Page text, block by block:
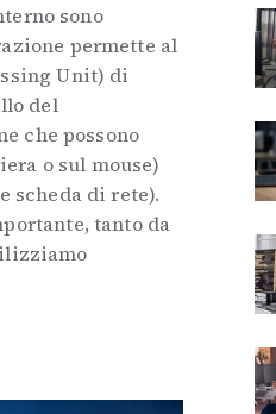
sono
permette al
Unit) di
del
che possono
o sul mouse)
scheda di rete).
tanto da